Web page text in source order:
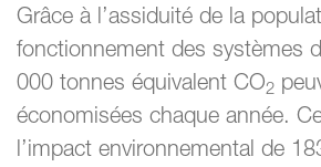
Grâce à l’assiduité de la
fonctionnement des systèmes
000 tonnes équivalent CO2
économisées chaque année.
l’impact environnemental de